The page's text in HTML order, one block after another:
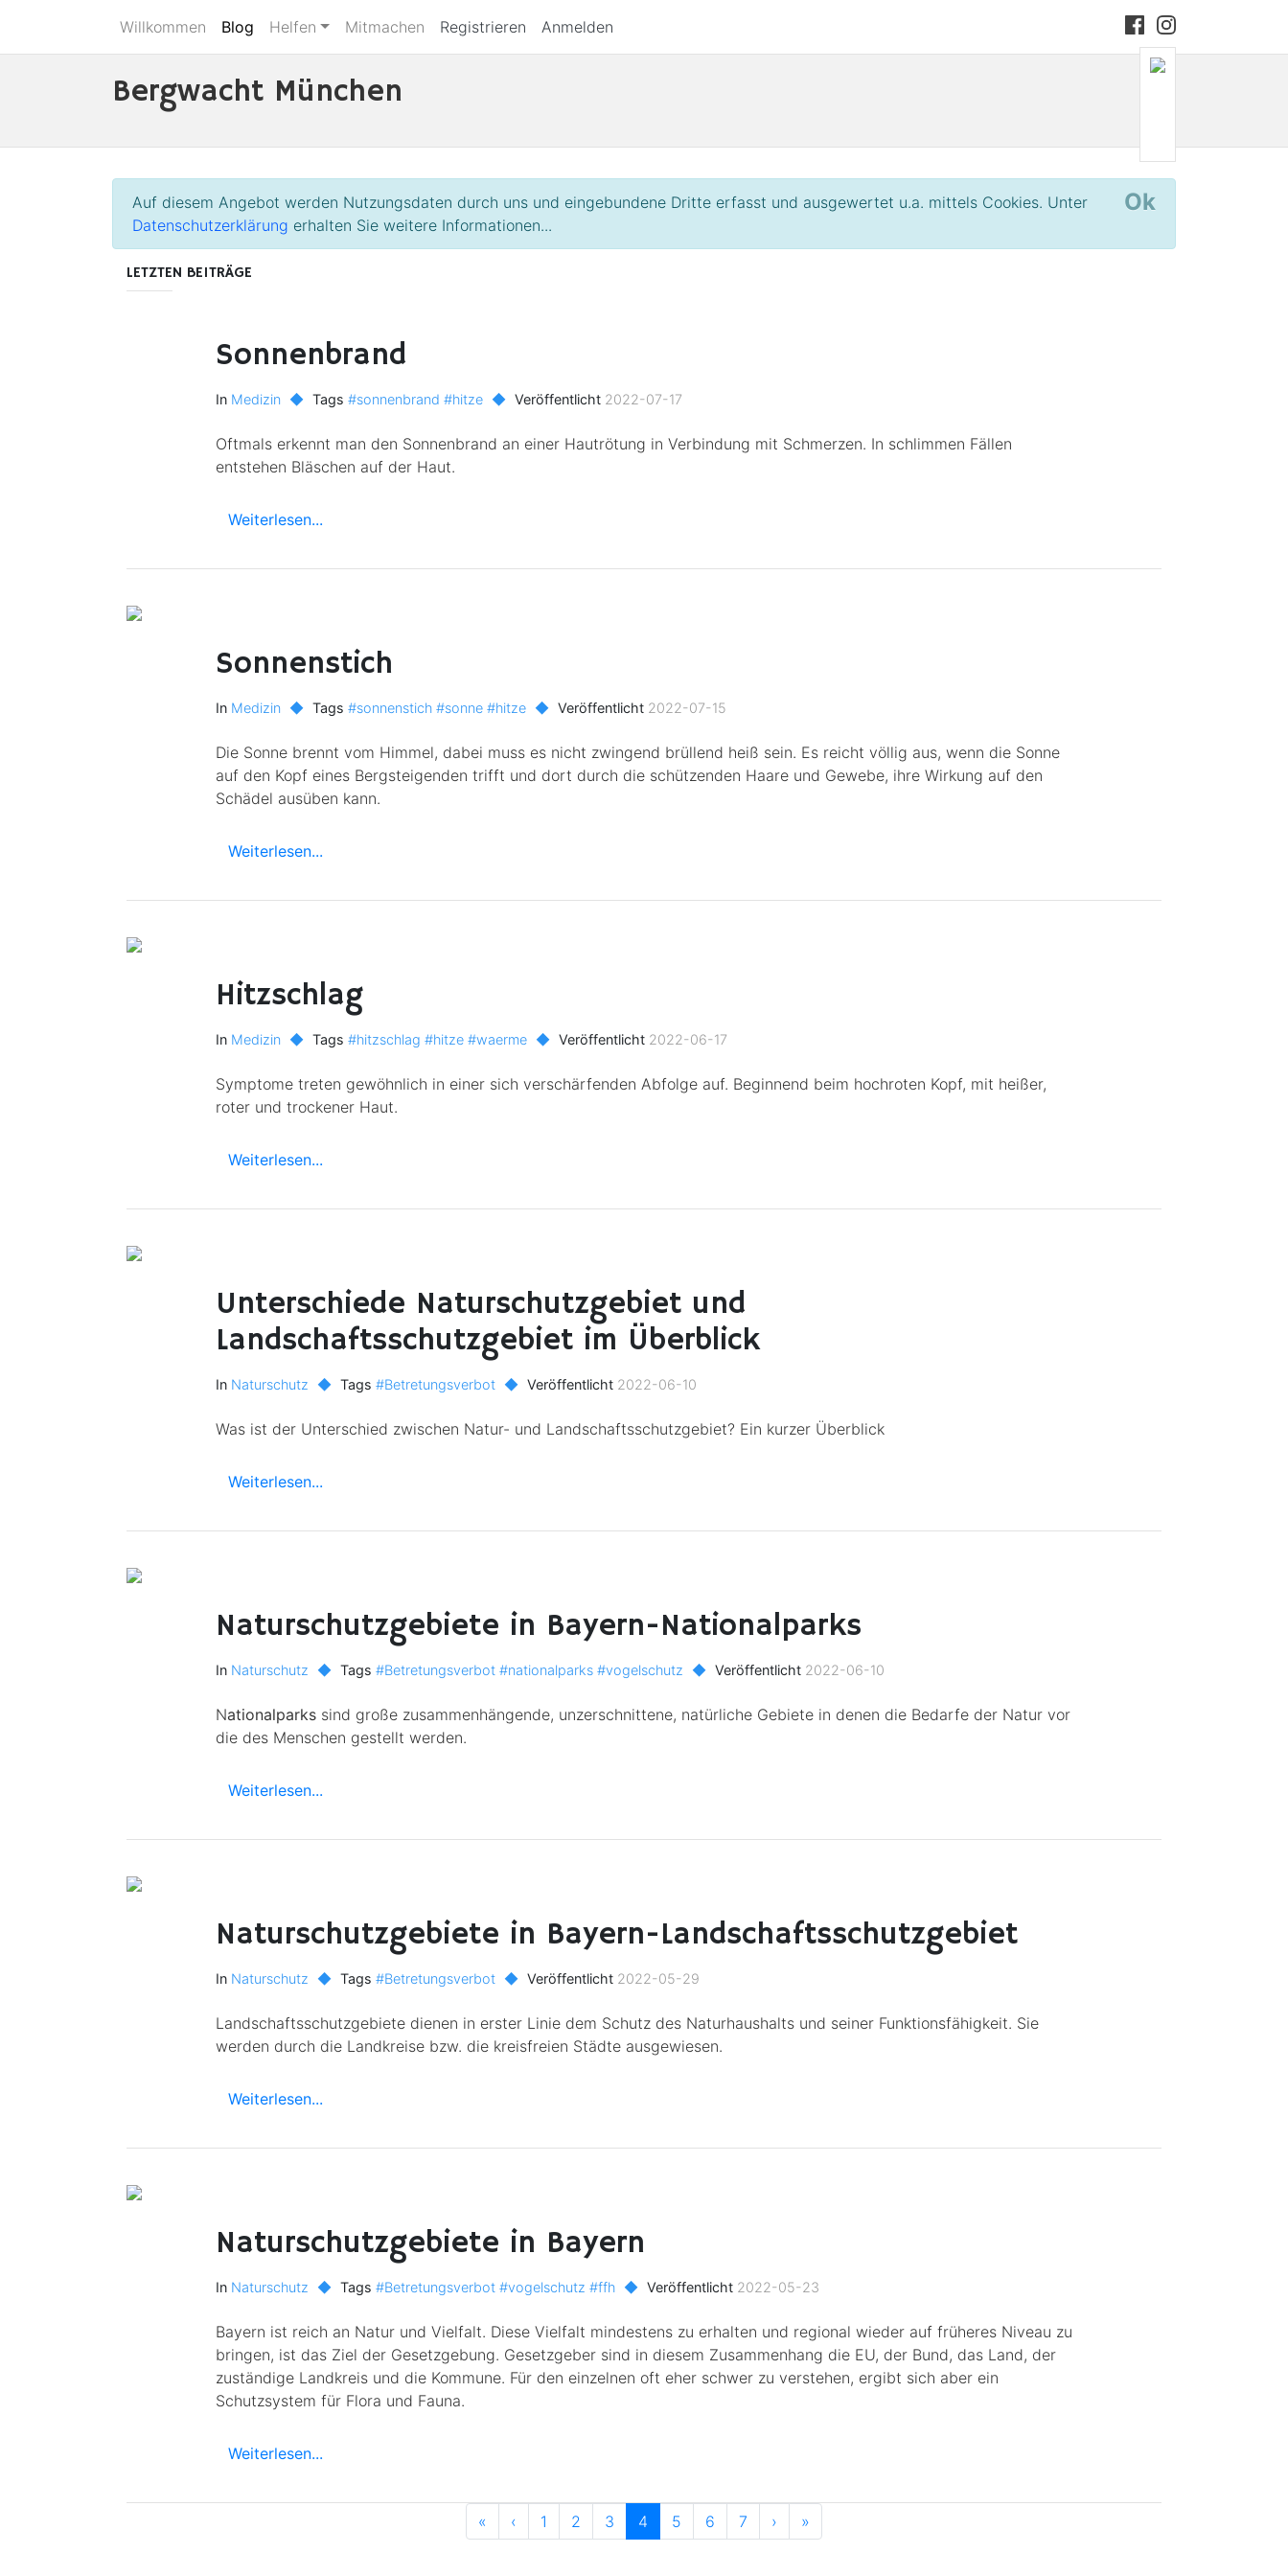
Willkommen Blog Helfen Mitmachen Registrieren Anmelden
Bergwacht München
Auf diesem Angebot werden Nutzungsdaten durch uns und eingebundene Dritte erfasst und ausgewertet u.a. mittels Cookies. Unter
Datenschutzerklärung erhalten Sie weitere Informationen...
Ok
LETZTEN BEITRÄGE
Sonnenbrand
In Medizin ◆ Tags #sonnenbrand #hitze ◆ Veröffentlicht2022-07-17
Oftmals erkennt man den Sonnenbrand an einer Hautrötung in Verbindung mit Schmerzen. In schlimmen Fällen
entstehen Bläschen auf der Haut.
Weiterlesen...
Sonnenstich
In Medizin ◆ Tags #sonnenstich #sonne #hitze ◆ Veröffentlicht2022-07-15
Die Sonne brennt vom Himmel, dabei muss es nicht zwingend brüllend heiß sein. Es reicht völlig aus, wenn die Sonne
auf den Kopf eines Bergsteigenden trifft und dort durch die schützenden Haare und Gewebe, ihre Wirkung auf den
Schädel ausüben kann.
Weiterlesen...
Hitzschlag
In Medizin ◆ Tags #hitzschlag #hitze #waerme ◆ Veröffentlicht2022-06-17
Symptome treten gewöhnlich in einer sich verschärfenden Abfolge auf. Beginnend beim hochroten Kopf, mit heißer,
roter und trockener Haut.
Weiterlesen...
Unterschiede Naturschutzgebiet und
Landschaftsschutzgebiet im Überblick
In Naturschutz ◆ Tags #Betretungsverbot ◆ Veröffentlicht2022-06-10
Was ist der Unterschied zwischen Natur- und Landschaftsschutzgebiet? Ein kurzer Überblick
Weiterlesen...
Naturschutzgebiete in Bayern-Nationalparks
In Naturschutz ◆ Tags #Betretungsverbot #nationalparks #vogelschutz ◆ Veröffentlicht2022-06-10
Nationalparks sind große zusammenhängende, unzerschnittene, natürliche Gebiete in denen die Bedarfe der Natur vor
die des Menschen gestellt werden.
Weiterlesen...
Naturschutzgebiete in Bayern-Landschaftsschutzgebiet
In Naturschutz ◆ Tags #Betretungsverbot ◆ Veröffentlicht2022-05-29
Landschaftsschutzgebiete dienen in erster Linie dem Schutz des Naturhaushalts und seiner Funktionsfähigkeit. Sie
werden durch die Landkreise bzw. die kreisfreien Städte ausgewiesen.
Weiterlesen...
Naturschutzgebiete in Bayern
In Naturschutz ◆ Tags #Betretungsverbot #vogelschutz #ffh ◆ Veröffentlicht2022-05-23
Bayern ist reich an Natur und Vielfalt. Diese Vielfalt mindestens zu erhalten und regional wieder auf früheres Niveau zu
bringen, ist das Ziel der Gesetzgebung. Gesetzgeber sind in diesem Zusammenhang die EU, der Bund, das Land, der
zuständige Landkreis und die Kommune. Für den einzelnen oft eher schwer zu verstehen, ergibt sich aber ein
Schutzsystem für Flora und Fauna.
Weiterlesen...
« Älter‹ Älter1 2 3 4 5 6 7 › Neuer
»